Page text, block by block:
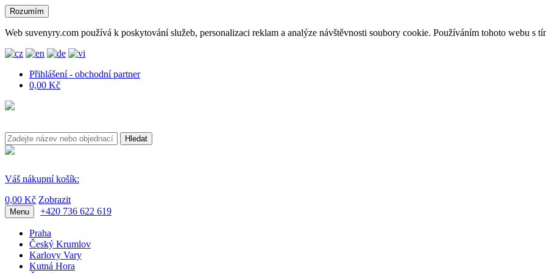
Rozumím
Web suvenyry.com používá k poskytování služeb, personalizaci reklam a analýze návštěvnosti soubory cookie. Používáním tohoto webu s
Přihlášení - obchodní partner
0,00 Kč
Hledat
Váš nákupní košík:
0,00 Kč Zobrazit
Menu +420 736 622 619
Praha
Český Krumlov
Karlovy Vary
Kutná Hora